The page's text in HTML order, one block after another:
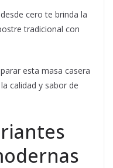
cero te brinda la
tradicional con
esta masa casera
calidad y sabor de